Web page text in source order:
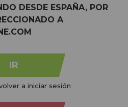
Máscara Cami-Cel 3 camadas | 50u
NO STOCK
Avise-me quando estiver
DESDE ESPAÑA, POR
A
IR
a iniciar sesión